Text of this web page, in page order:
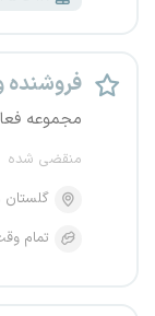
فروشنده
مجموعه
منقضی شده
گلستان
تمام